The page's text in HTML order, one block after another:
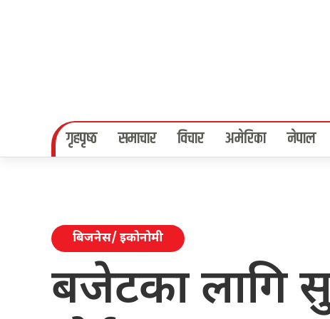
गृहपृष्‍ठ समाचार विचार अमेरिका नेपाल
बिजनेस/ इकोनोमी
बजेटका लागि